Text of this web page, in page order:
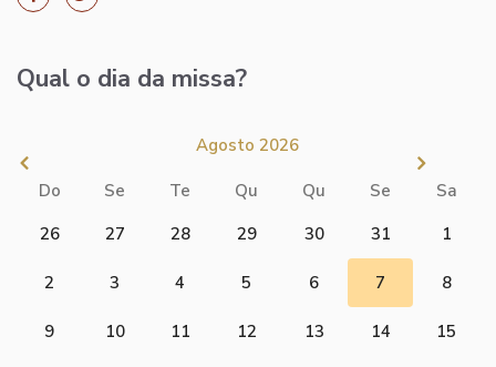
Qual o dia da missa?
Agosto 2026
Do Se Te Qu Qu Se
Sa
26
27 28 29 30 31 1
2 3 4 5 6 7 8
9 10 11 12 13 14 15